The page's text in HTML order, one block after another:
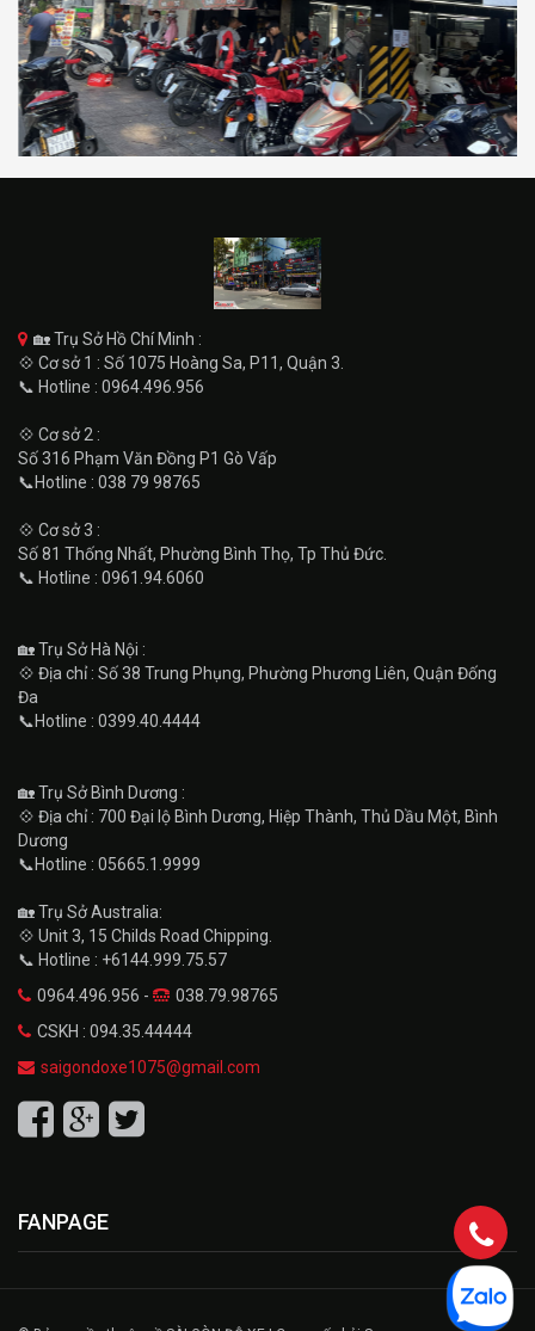
🏡 Trụ Sở Hồ Chí Minh :
💠 Cơ sở 1 : Số 1075 Hoàng Sa, P11, Quận 3.
📞 Hotline : 0964.496.956
💠 Cơ sở 2 :
Số 316 Phạm Văn Đồng P1 Gò Vấp
📞Hotline : 038 79 98765
💠 Cơ sở 3 :
Số 81 Thống Nhất, Phường Bình Thọ, Tp Thủ Đức.
📞 Hotline : 0961.94.6060
🏡 Trụ Sở Hà Nội :
💠 Địa chỉ : Số 38 Trung Phụng, Phường Phương Liên, Quận Đống
Đa
📞Hotline : 0399.40.4444
🏡 Trụ Sở Bình Dương :
💠 Địa chỉ : 700 Đại lộ Bình Dương, Hiệp Thành, Thủ Dầu Một, Bình
Dương
📞Hotline : 05665.1.9999
🏡 Trụ Sở Australia:
💠 Unit 3, 15 Childs Road Chipping.
📞 Hotline : +6144.999.75.57
0964.496.956 -
038.79.98765
CSKH : 094.35.44444
saigondoxe1075@gmail.com
FANPAGE